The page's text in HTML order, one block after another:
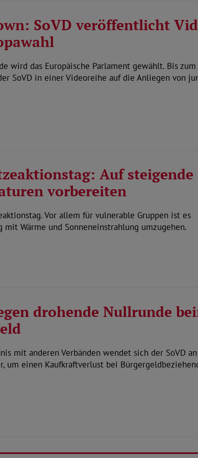
SoVD veröffentlicht
wird das Europäische Parlament gewählt. Bis zum
SoVD in einer Videoreihe auf die Anliegen von
Auf steigende
vorbereiten
Vor allem für vulnerable Gruppen ist es
Wärme und Sonneneinstrahlung umzugehen.
drohende Nullrunde
mit anderen Verbänden wendet sich der SoVD
um einen Kaufkraftverlust bei